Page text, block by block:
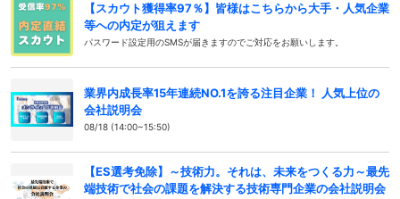
【スカウト獲得率97％】皆様はこちらから大手・人気企業
等への内定が狙えます
パスワード設定用のSMSが届きますのでご対応をお願いします。
業界内成長率15年連続NO.1を誇る注目企業！ 人気上位の
会社説明会
08/18 (14:00~15:50)
【ES選考免除】～技術力。それは、未来をつくる力～最先
端技術で社会の課題を解決する技術専門企業の会社説明会